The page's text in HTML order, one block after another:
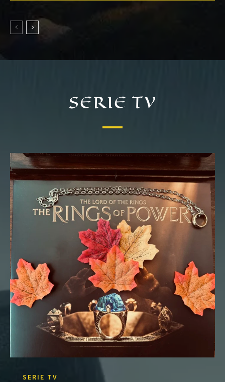
SERIE TV
SERIE TV